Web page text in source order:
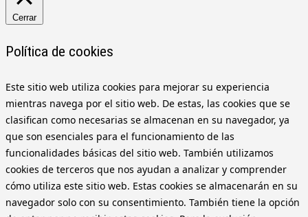
Cerrar
Política de cookies
Este sitio web utiliza cookies para mejorar su experiencia
mientras navega por el sitio web. De estas, las cookies que se
clasifican como necesarias se almacenan en su navegador, ya
que son esenciales para el funcionamiento de las
funcionalidades básicas del sitio web. También utilizamos
cookies de terceros que nos ayudan a analizar y comprender
cómo utiliza este sitio web. Estas cookies se almacenarán en su
navegador solo con su consentimiento. También tiene la opción